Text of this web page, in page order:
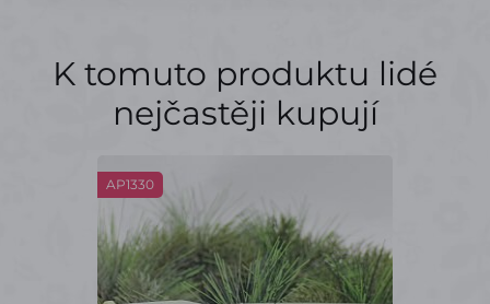
K tomuto produktu lidé
nejčastěji kupují
AP1330